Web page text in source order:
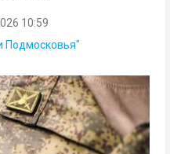
10:59
Подмосковья"